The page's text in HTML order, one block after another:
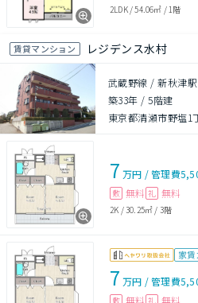
2LDK/54.06㎡ / 1階
賃貸マンション レジデンス水村
武蔵野線 / 新秋津
築33年 /5階建
東京都清瀬市野塩1
7 万円 /管理費
敷 無料 礼 無料
2K /30.25㎡ / 3階
家
7 万円 /管理費
敷 無料 礼 無料